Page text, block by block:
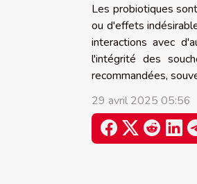
Les probiotiques
ou d'effets
interactions avec
l'intégrité des
recommandées,
29 avril 2025 05:56